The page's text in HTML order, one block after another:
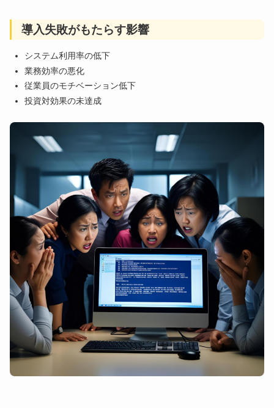
導入失敗がもたらす影響
システム利用率の低下
業務効率の悪化
従業員のモチベーション低下
投資対効果の未達成